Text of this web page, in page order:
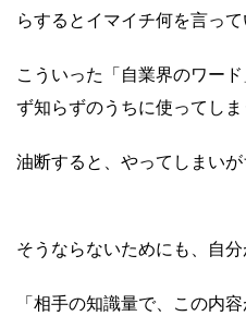
らするとイマイチ何を言っ
こういった「自業界のワー
ず知らずのうちに使ってしま
油断すると、やってしまいが
そうならないためにも、自
「相手の知識量で、この内